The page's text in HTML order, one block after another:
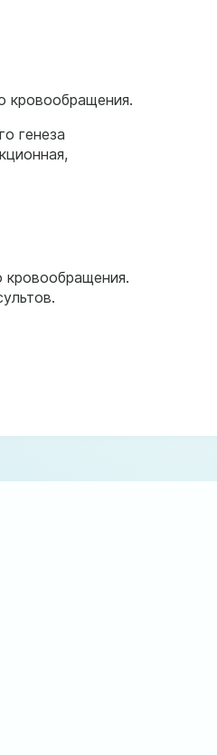
кровообращения.
генеза
кровообращения.